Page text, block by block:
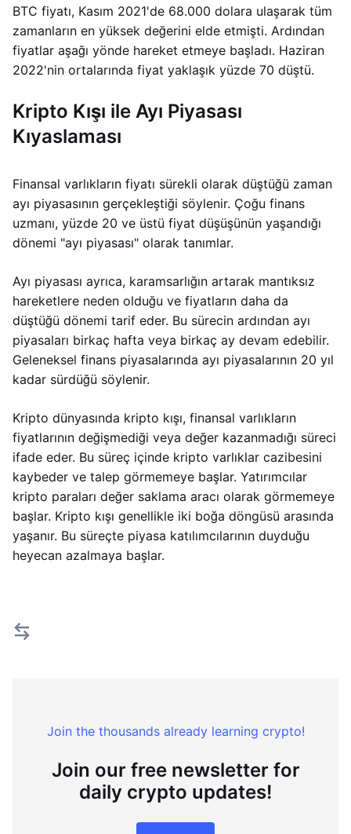
BTC fiyatı, Kasım 2021'de 68.000 dolara ulaşarak tüm
zamanların en yüksek değerini elde etmişti. Ardından
fiyatlar aşağı yönde hareket etmeye başladı. Haziran
2022'nin ortalarında fiyat yaklaşık yüzde 70 düştü.
Kripto Kışı ile Ayı Piyasası
Kıyaslaması
Finansal varlıkların fiyatı sürekli olarak düştüğü zaman
ayı piyasasının gerçekleştiği söylenir. Çoğu finans
uzmanı, yüzde 20 ve üstü fiyat düşüşünün yaşandığı
dönemi "ayı piyasası" olarak tanımlar.
Ayı piyasası ayrıca, karamsarlığın artarak mantıksız
hareketlere neden olduğu ve fiyatların daha da
düştüğü dönemi tarif eder. Bu sürecin ardından ayı
piyasaları birkaç hafta veya birkaç ay devam edebilir.
Geleneksel finans piyasalarında ayı piyasalarının 20 yıl
kadar sürdüğü söylenir.
Kripto dünyasında kripto kışı, finansal varlıkların
fiyatlarının değişmediği veya değer kazanmadığı süreci
ifade eder. Bu süreç içinde kripto varlıklar cazibesini
kaybeder ve talep görmemeye başlar. Yatırımcılar
kripto paraları değer saklama aracı olarak görmemeye
başlar. Kripto kışı genellikle iki boğa döngüsü arasında
yaşanır. Bu süreçte piyasa katılımcılarının duyduğu
heyecan azalmaya başlar.
Join the thousands already learning crypto!
Join our free newsletter for
daily crypto updates!